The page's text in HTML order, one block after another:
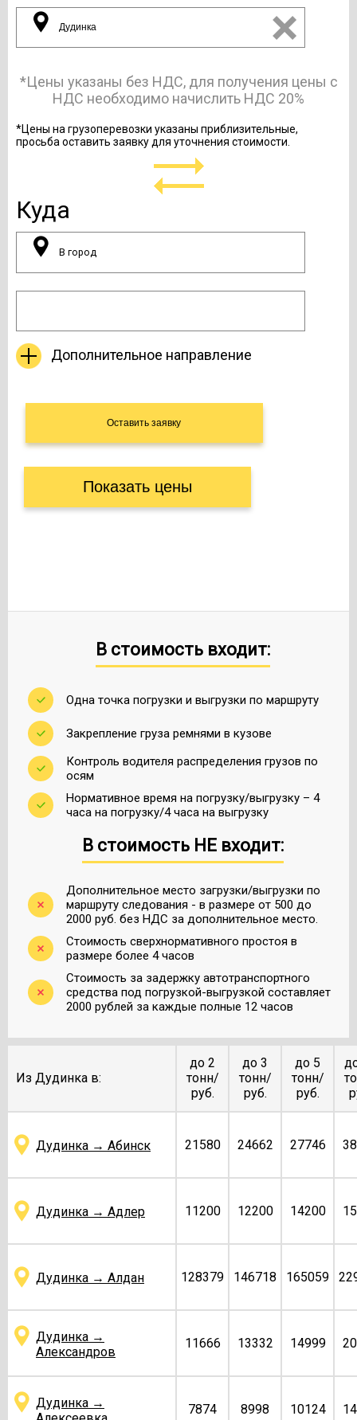
*Цены указаны без НДС, для получения цены с
НДС необходимо начислить НДС 20%
*Цены на грузоперевозки указаны приблизительные,
просьба оставить заявку для уточнения стоимости.
Куда
Дополнительное направление
Показать цены
В стоимость входит:
Одна точка погрузки и выгрузки по маршруту
Закрепление груза ремнями в кузове
Контроль водителя распределения грузов по
осям
Нормативное время на погрузку/выгрузку – 4
часа на погрузку/4 часа на выгрузку
В стоимость НЕ входит:
Дополнительное место загрузки/выгрузки по
маршруту следования - в размере от 500 до
2000 руб. без НДС за дополнительное место.
Стоимость сверхнормативного простоя в
размере более 4 часов
Стоимость за задержку автотранспортного
средства под погрузкой-выгрузкой составляет
2000 рублей за каждые полные 12 часов
Из Дудинка в:
до 2
тонн/
руб.
до 3
тонн/
руб.
до 5
тонн/
руб.
Дудинка → Абинск 21580 24662 27746
Дудинка → Адлер 11200 12200 14200
Дудинка → Алдан 128379 146718 165059
Дудинка →
Александров
11666 13332 14999
Дудинка →
7874 8998 10124